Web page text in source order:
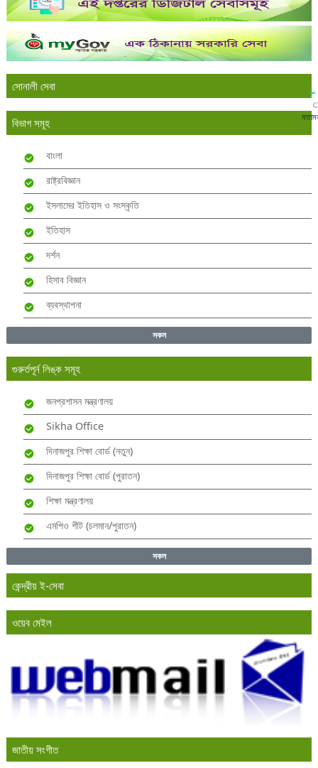
সোনালী সেবা
বিভাগ সমূহ
বাংলা
রাষ্ট্রবিজ্ঞান
ইসলামের ইতিহাস ও সংস্কৃতি
ইতিহাস
দর্শন
হিসাব বিজ্ঞান
ব্যবস্থাপনা
সকল
গুরুর্তপূর্ন লিঙ্ক সমূহ
জনপ্রশাসন মন্ত্রণালয়
Sikha Office
দিনাজপুর শিক্ষা বোর্ড (নতুন)
দিনাজপুর শিক্ষা বোর্ড (পুরাতন)
শিক্ষা মন্ত্রণালয়
এমপিও শীট (চলমান/পুরাতন)
সকল
কেন্দ্রীয় ই-সেবা
ওয়েব মেইল
জাতীয় সংগীত